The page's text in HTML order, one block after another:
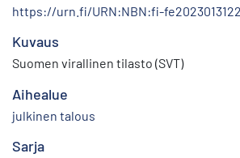
https://urn.fi/URN:NBN:fi-
Kuvaus
Suomen virallinen tilasto (SVT)
Aihealue
julkinen talous
Sarja